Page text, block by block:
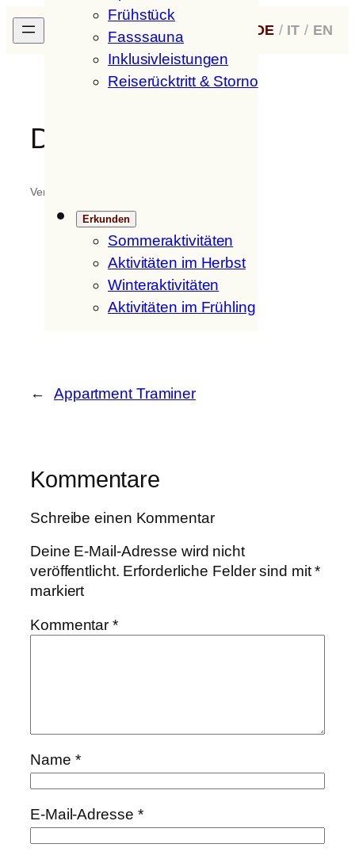
Zum
Inhalt
Frühstück
Fasssauna
Inklusivleistungen
Reiserücktritt & Storno
Erkunden
Sommeraktivitäten
Aktivitäten im Herbst
Winteraktivitäten
Aktivitäten im Frühling
H oferHof DE / IT / EN
DSC-0057
Verfasst von
← Appartment Traminer
Kommentare
Schreibe einen Kommentar
Deine E-Mail-Adresse wird nicht
veröffentlicht. Erforderliche Felder sind mit*
markiert
Kommentar*
Name *
E-Mail-Adresse *